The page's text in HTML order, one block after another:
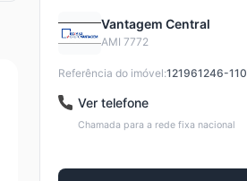
Vantagem Central
AMI 7772
Referência do imóvel:121961246-110
Ver telefone
Chamada para a rede fixa nacional